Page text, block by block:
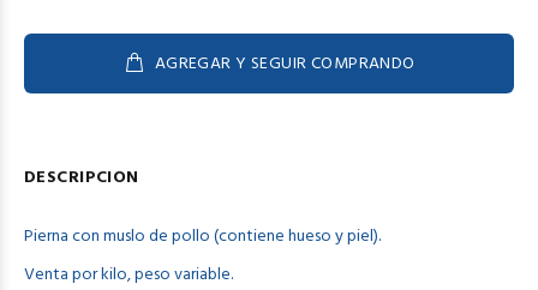
AGREGAR Y SEGUIR COMPRANDO
DESCRIPCION
Pierna con muslo de pollo (contiene hueso y piel).
Venta por kilo, peso variable.